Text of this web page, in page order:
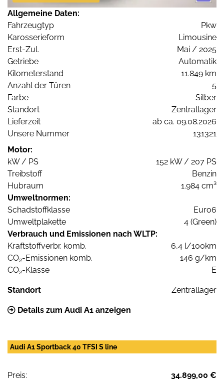
Allgemeine Daten:
Fahrzeugtyp
Pkw
Karosserieform
Limousine
Erst-Zul.
Mai / 2025
Getriebe
Automatik
Kilometerstand
11.849 km
Anzahl der Türen
5
Farbe
Silber
Standort
Zentrallager
Lieferzeit
ab ca. 09.08.2026
Unsere Nummer
131321
Motor:
kW / PS
152 kW / 207 PS
Treibstoff
Benzin
Hubraum
1.984 cm³
Umweltnormen:
Schadstoffklasse
Euro6
Umweltplakette
4 (Green)
Verbrauch und Emissionen nach WLTP:
Kraftstoffverbr. komb.
6,4 l/100km
CO2-Emissionen komb.
146 g/km
CO2-Klasse E
Standort Zentrallager
Details zum Audi A1 anzeigen
Audi A1 Sportback 40 TFSI S line
Preis:
34.899,00 €